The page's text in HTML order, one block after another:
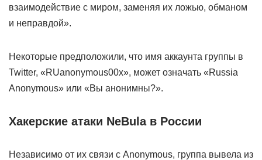
взаимодействие с миром, заменяя их ложью, обманом
и неправдой».
Некоторые предположили, что имя аккаунта группы в
Twitter, «RUanonymous00x», может означать «Russia
Anonymous» или «Вы анонимны?».
Хакерские атаки NeBula в России
Независимо от их связи с Anonymous, группа вывела из